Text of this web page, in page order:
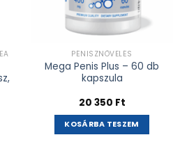
PÉNISZNÖVELÉS
Mega Penis Plus – 60 db
kapszula
20 350 Ft
KOSÁRBA TESZEM